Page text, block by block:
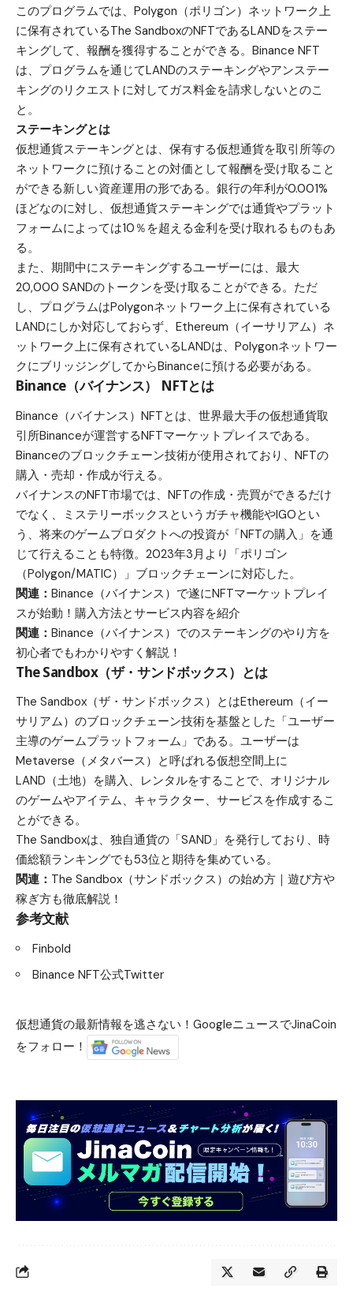
このプログラムでは、Polygon（ポリゴン）ネットワーク上
に保有されているThe SandboxのNFTであるLANDをステー
キングして、報酬を獲得することができる。Binance NFT
は、プログラムを通じてLANDのステーキングやアンステー
キングのリクエストに対してガス料金を請求しないとのこ
と。
ステーキングとは
仮想通貨ステーキングとは、保有する仮想通貨を取引所等の
ネットワークに預けることの対価として報酬を受け取ること
ができる新しい資産運用の形である。銀行の年利が0.001%
ほどなのに対し、仮想通貨ステーキングでは通貨やプラット
フォームによっては10％を超える金利を受け取れるものもあ
る。
また、期間中にステーキングするユーザーには、最大
20,000 SANDのトークンを受け取ることができる。ただ
し、プログラムはPolygonネットワーク上に保有されている
LANDにしか対応しておらず、Ethereum（イーサリアム）ネ
ットワーク上に保有されているLANDは、Polygonネットワー
クにブリッジングしてからBinanceに預ける必要がある。
Binance（バイナンス） NFTとは
Binance（バイナンス）NFTとは、世界最大手の仮想通貨取
引所Binanceが運営するNFTマーケットプレイスである。
Binanceのブロックチェーン技術が使用されており、NFTの
購入・売却・作成が行える。
バイナンスのNFT市場では、NFTの作成・売買ができるだけ
でなく、ミステリーボックスというガチャ機能やIGOとい
う、将来のゲームプロダクトへの投資が「NFTの購入」を通
じて行えることも特徴。2023年3月より「ポリゴン
（Polygon/MATIC）」ブロックチェーンに対応した。
関連： Binance（バイナンス）で遂にNFTマーケットプレイ
スが始動！購入方法とサービス内容を紹介
関連： Binance（バイナンス）でのステーキングのやり方を
初心者でもわかりやすく解説！
The Sandbox（ザ・サンドボックス）とは
The Sandbox（ザ・サンドボックス）とはEthereum（イー
サリアム）のブロックチェーン技術を基盤とした「ユーザー
主導のゲームプラットフォーム」である。ユーザーは
Metaverse（メタバース）と呼ばれる仮想空間上に
LAND（土地）を購入、レンタルをすることで、オリジナル
のゲームやアイテム、キャラクター、サービスを作成するこ
とができる。
The Sandboxは、独自通貨の「SAND」を発行しており、時
価総額ランキングでも53位と期待を集めている。
関連： The Sandbox（サンドボックス）の始め方｜遊び方や
稼ぎ方も徹底解説！
参考文献
Finbold
Binance NFT公式Twitter
仮想通貨の最新情報を逃さない！GoogleニュースでJinaCoin
をフォロー！